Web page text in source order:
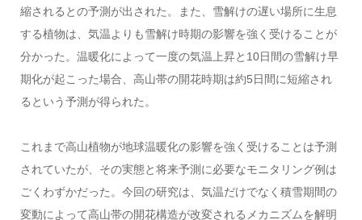
縮されるとの予測が出された。また、雪解けの遅い場所に生息
する植物は、気温よりも雪解け時期の影響を強く受けることが
分かった。温暖化によって一度の気温上昇と10日間の雪解け早
期化が起こった場合、高山帯の開花時期は約5日間に短縮され
るという予測が得られた。
これまで高山植物が地球温暖化の影響を強く受けることは予測
されていたが、その実態と将来予測に必要なモニタリング例は
ごくわずかだった。今回の研究は、気温だけでなく積雪期間の
変動によって高山帯の開花構造が改変されるメカニズムを解明